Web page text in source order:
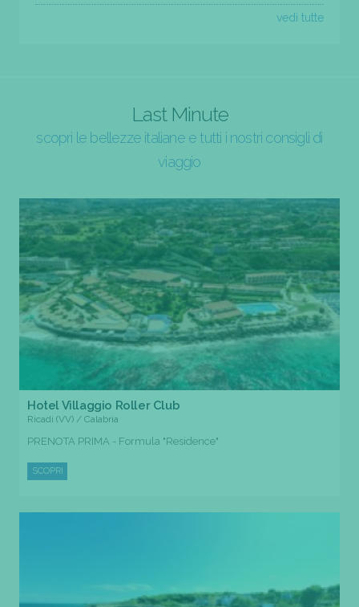
vedi tutte
Last Minute
scopri le bellezze italiane e tutti i nostri consigli di
viaggio
Hotel Villaggio Roller Club
Ricadi (VV) / Calabria
PRENOTA PRIMA - Formula "Residence"
SCOPRI